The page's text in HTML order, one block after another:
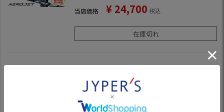
当店価格 ¥ 24,700 税込
在庫切れ
コブラ AEROJET LS エアロジェット LS フェ
アウェイウッド メンズ 右用 MCA Kai'li Whit
e 70 カーボンシャフト USA直輸入品 2023年